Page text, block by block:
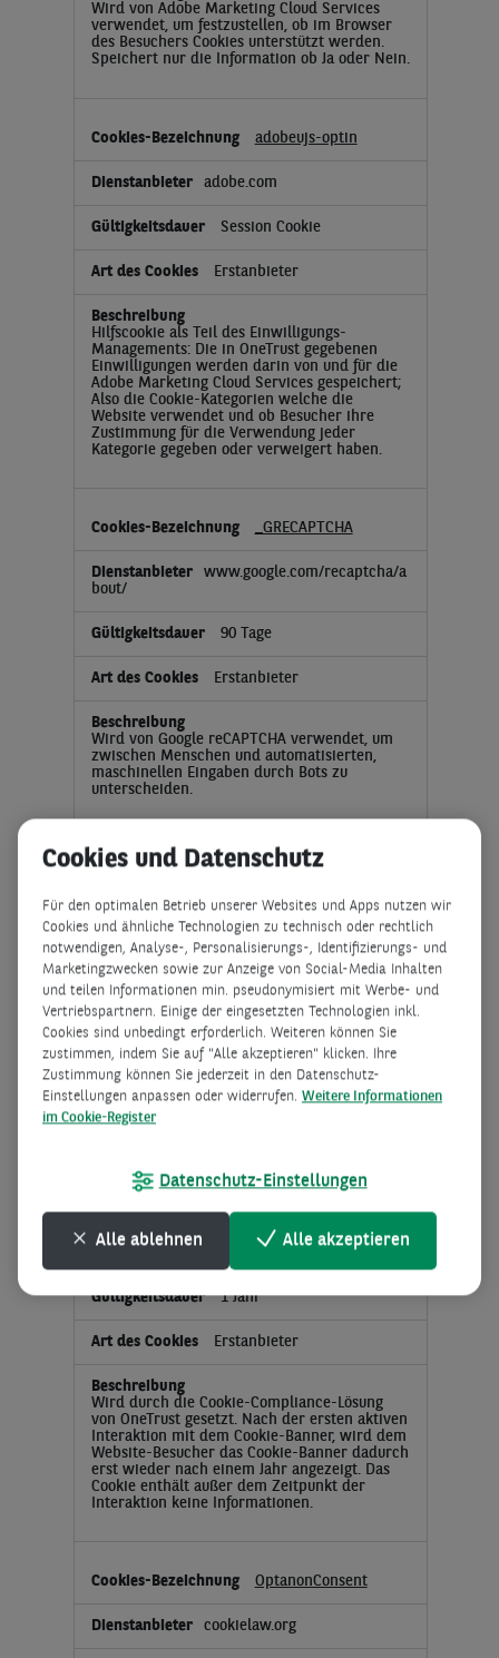
Wird von Adobe Marketing Cloud Services
verwendet, um festzustellen, ob im Browser
des Besuchers Cookies unterstützt werden.
Speichert nur die Information ob Ja oder Nein.
adobeujs-optin
adobe.com
Session Cookie
Erstanbieter
Hilfscookie als Teil des Einwilligungs-
Managements: Die in OneTrust gegebenen
Einwilligungen werden darin von und für die
Adobe Marketing Cloud Services gespeichert;
Also die Cookie-Kategorien welche die
Website verwendet und ob Besucher ihre
Zustimmung für die Verwendung jeder
Kategorie gegeben oder verweigert haben.
_GRECAPTCHA
www.google.com/recaptcha/a
bout/
90 Tage
Erstanbieter
Wird von Google reCAPTCHA verwendet, um
zwischen Menschen und automatisierten,
maschinellen Eingaben durch Bots zu
unterscheiden.
_GRECAPTCHA
www.google.com/recaptcha
90 Tage
Drittanbieter
Wird von Google reCAPTCHA verwendet, um
zwischen Menschen und automatisierten,
maschinellen Eingaben durch Bots zu
unterscheiden.
OptanonAlertBoxClosed
cookielaw.org
1 Jahr
Erstanbieter
Wird durch die Cookie-Compliance-Lösung
von OneTrust gesetzt. Nach der ersten aktiven
Interaktion mit dem Cookie-Banner, wird dem
Website-Besucher das Cookie-Banner dadurch
erst wieder nach einem Jahr angezeigt. Das
Cookie enthält außer dem Zeitpunkt der
Interaktion keine Informationen.
OptanonConsent
cookielaw.org
Cookies und Datenschutz
Für den optimalen Betrieb unserer Websites und Apps nutzen wir
Cookies und ähnliche Technologien zu technisch oder rechtlich
notwendigen, Analyse-, Personalisierungs-, Identifizierungs- und
Marketingzwecken sowie zur Anzeige von Social-Media Inhalten
und teilen Informationen min. pseudonymisiert mit Werbe- und
Vertriebspartnern. Einige der eingesetzten Technologien inkl.
Cookies sind unbedingt erforderlich. Weiteren können Sie
zustimmen, indem Sie auf "Alle akzeptieren" klicken. Ihre
Zustimmung können Sie jederzeit in den Datenschutz-
Einstellungen anpassen oder widerrufen. Weitere Informationen
im Cookie-Register
Datenschutz-Einstellungen
Alle ablehnen Alle akzeptieren